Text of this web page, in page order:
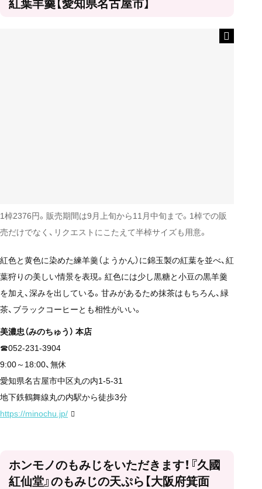
1棹2376円。販売期間は9月上旬から11月中旬まで。1棹での販
売だけでなく、リクエストにこたえて半棹サイズも用意。
紅色と黄色に染めた練羊羹（ようかん）に錦玉製の紅葉を並べ、紅
葉狩りの美しい情景を表現。紅色には少し黒糖と小豆の黒羊羹
を加え、深みを出している。甘みがあるため抹茶はもちろん、緑
茶、ブラックコーヒーとも相性がいい。
美濃忠（みのちゅう） 本店
☎052-231-3904
9:00～18:00、無休
愛知県名古屋市中区丸の内1-5-31
地下鉄鶴舞線丸の内駅から徒歩3分
https://minochu.jp/
ホンモノのもみじをいただきます！『久國
紅仙堂』のもみじの天ぷら【大阪府箕面